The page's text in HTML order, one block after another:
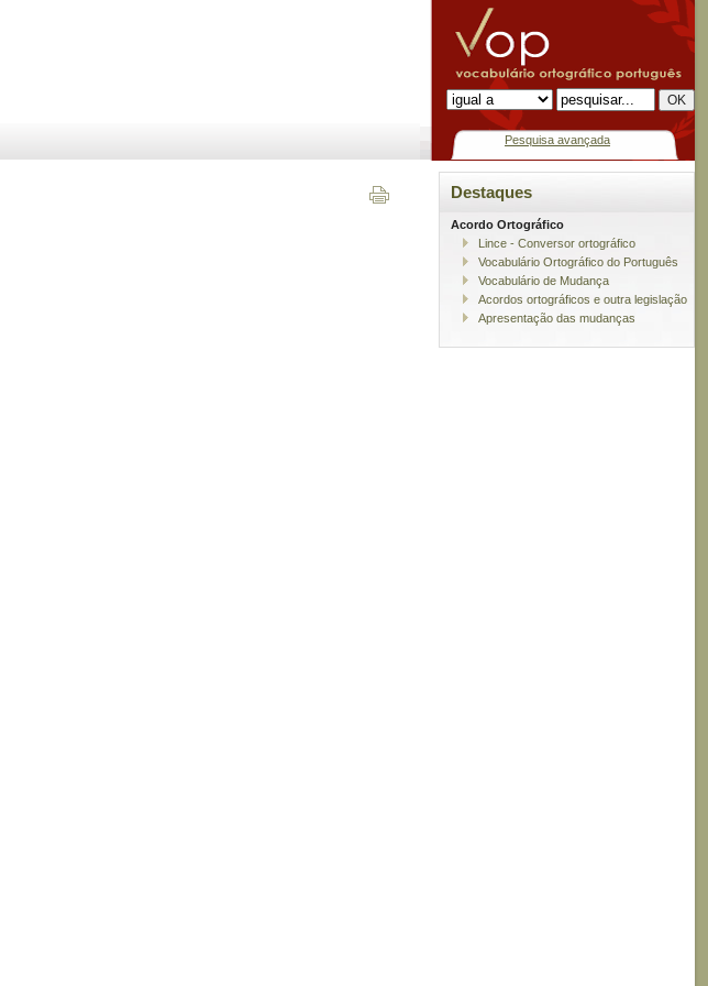
Pesquisa avançada
Destaques
Acordo Ortográfico
Lince - Conversor ortográfico
Vocabulário Ortográfico do Português
Vocabulário de Mudança
Acordos ortográficos e outra legislação
Apresentação das mudanças